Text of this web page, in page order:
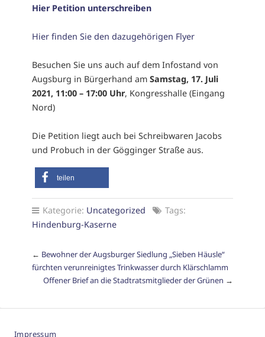
Hier Petition unterschreiben
Hier finden Sie den dazugehörigen Flyer
Besuchen Sie uns auch auf dem Infostand von
Augsburg in Bürgerhand am Samstag, 17. Juli
2021, 11:00 – 17:00 Uhr, Kongresshalle (Eingang
Nord)
Die Petition liegt auch bei Schreibwaren Jacobs
und Probuch in der Gögginger Straße aus.
teilen
Kategorie: Uncategorized
Tags:
Hindenburg-Kaserne
← Bewohner der Augsburger Siedlung „Sieben Häusle“
fürchten verunreinigtes Trinkwasser durch Klärschlamm
Offener Brief an die Stadtratsmitglieder der Grünen →
Impressum